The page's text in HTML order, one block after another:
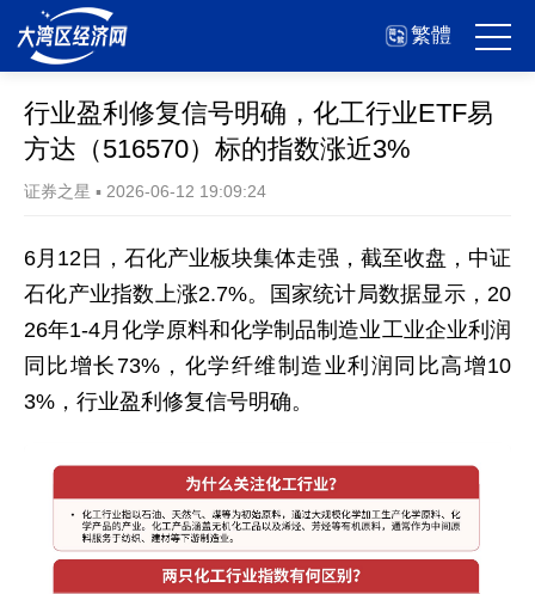
繁體
行业盈利修复信号明确，化工行业ETF易
方达（516570）标的指数涨近3%
证券之星 ▪ 2026-06-12 19:09:24
6月12日，石化产业板块集体走强，截至收盘，中证
石化产业指数上涨2.7%。国家统计局数据显示，20
26年1-4月化学原料和化学制品制造业工业企业利润
同比增长73%，化学纤维制造业利润同比高增10
3%，行业盈利修复信号明确。